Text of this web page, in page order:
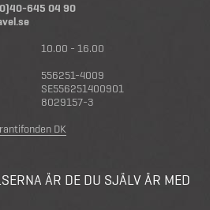
645 04 90
10.00 - 16.00
556251-4009
SE556251400901
8029157-3
DK
ÄR DE DU SJÄLV ÄR MED